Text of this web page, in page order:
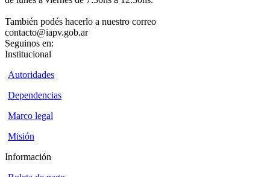
También podés hacerlo a nuestro correo
contacto@iapv.gob.ar
Seguinos en:
Institucional
Autoridades
Dependencias
Marco legal
Misión
Información